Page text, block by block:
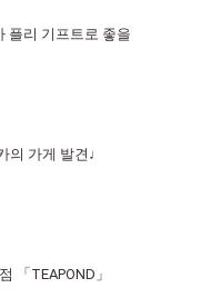
플리 기프트로 좋을
의 가게 발견♩
「TEAPOND」